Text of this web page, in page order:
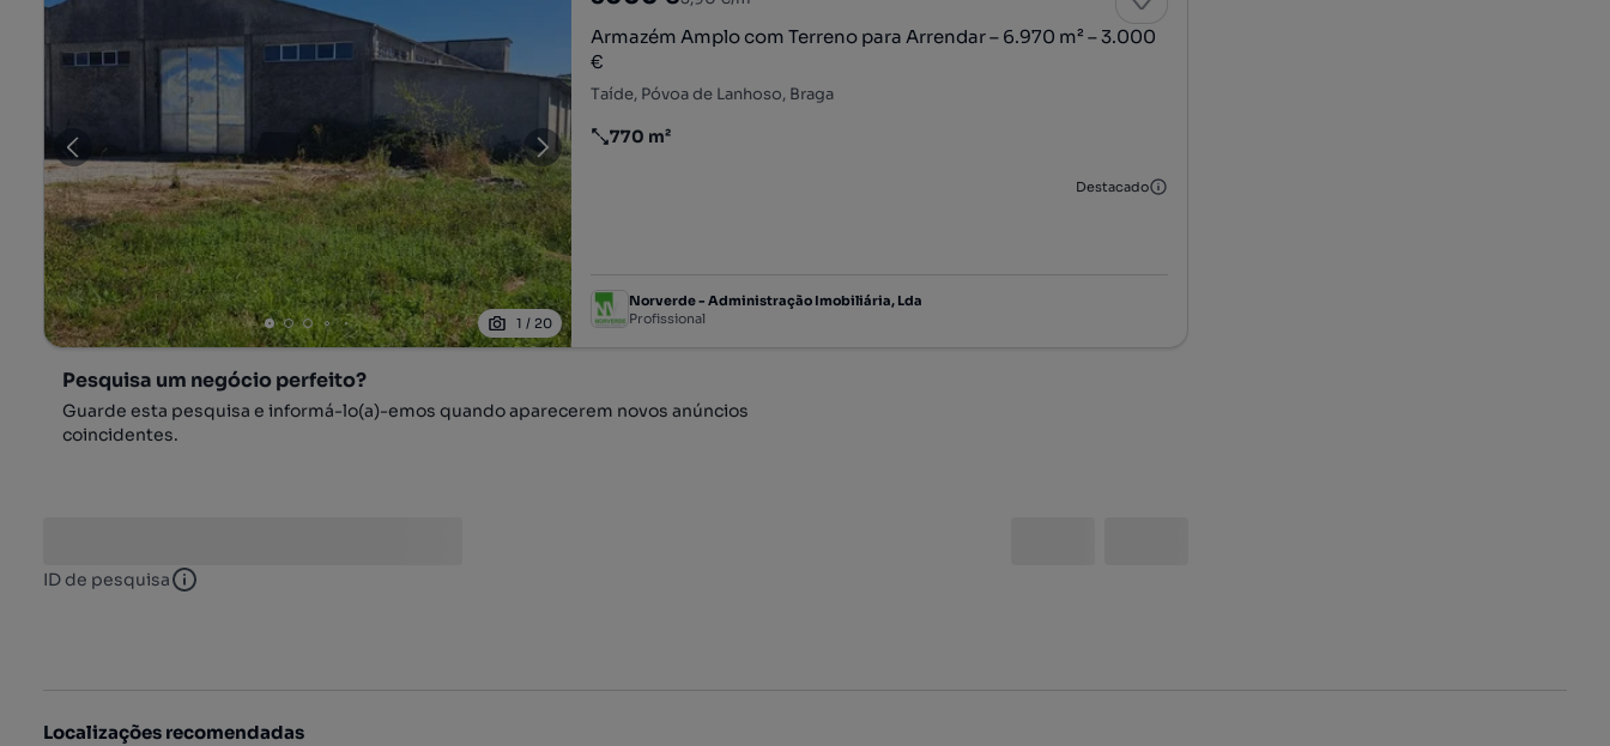
1 / 20
Armazém Amplo com Terreno para Arrendar – 6.970 m² – 3.000
€
Taíde, Póvoa de Lanhoso, Braga
Preço por metro quadrado
770 m²
Destacado
Norverde - Administração Imobiliária, Lda
Profissional
Pesquisa um negócio perfeito?
Guarde esta pesquisa e informá-lo(a)-emos quando aparecerem novos anúncios
coincidentes.
ID de pesquisa ID de pesquisa
Localizações recomendadas